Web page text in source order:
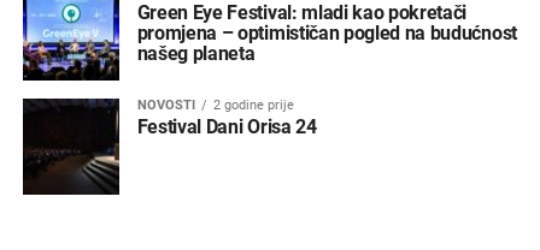
Green Eye Festival: mladi kao pokretači
promjena – optimističan pogled na budućnost
našeg planeta
NOVOSTI 2 godine prije
Festival Dani Orisa 24